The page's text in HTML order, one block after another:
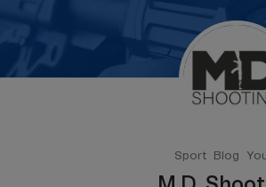
Sport Blog